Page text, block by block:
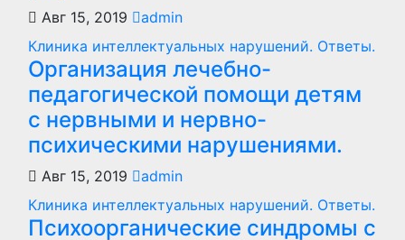
Авг 15, 2019
admin
Клиника интеллектуальных нарушений. Ответы.
Организация лечебно-
педагогической помощи детям
с нервными и нервно-
психическими нарушениями.
Авг 15, 2019
admin
Клиника интеллектуальных нарушений. Ответы.
Психоорганические синдромы с